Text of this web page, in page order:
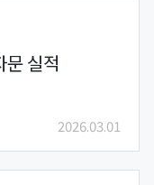
실적
2026.03.01